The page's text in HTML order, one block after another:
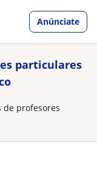
Anúnciate
particulares
profesores